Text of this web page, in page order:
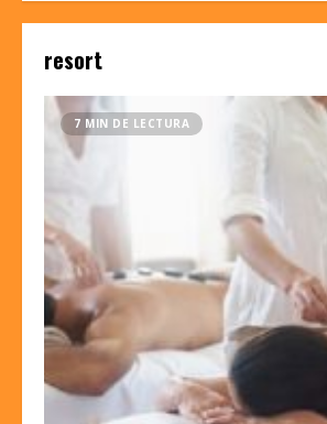
resort
7 MIN DE LECTURA